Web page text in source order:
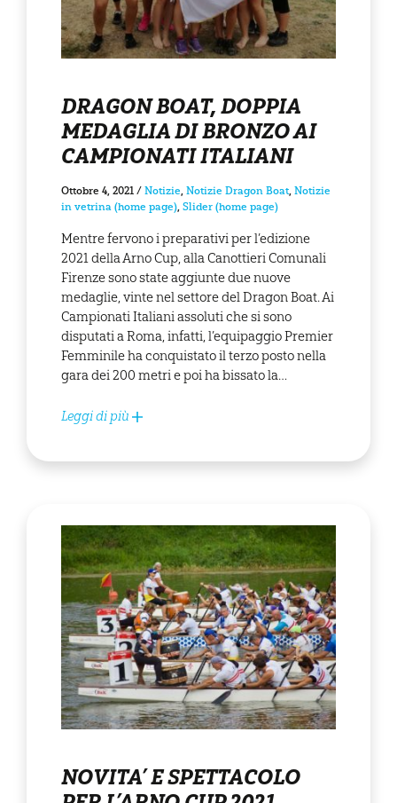
DRAGON BOAT, DOPPIA
MEDAGLIA DI BRONZO AI
CAMPIONATI ITALIANI
Ottobre 4, 2021 / Notizie Notizie Dragon Boat Notizie
in vetrina (home page) Slider (home page)
Mentre fervono i preparativi per l’edizione
2021 della Arno Cup, alla Canottieri Comunali
Firenze sono state aggiunte due nuove
medaglie, vinte nel settore del Dragon Boat. Ai
Campionati Italiani assoluti che si sono
disputati a Roma, infatti, l’equipaggio Premier
Femminile ha conquistato il terzo posto nella
gara dei 200 metri e poi ha bissato la…
Leggi di più
NOVITA’ E SPETTACOLO